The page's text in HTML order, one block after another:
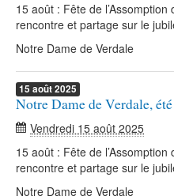
15 août : Fête de
rencontre et partage sur le
Notre Dame de Verdale
15 août2025
Notre Dame de Verdale,
Vendredi 15 août 2025
15 août : Fête de
rencontre et partage sur le
Notre Dame de Verdale